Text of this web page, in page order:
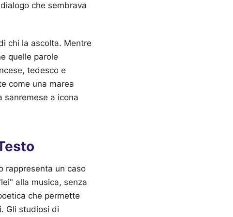
che sembrava
chi la ascolta. Mentre
quelle parole
tedesco e
come una marea
sanremese a icona
rappresenta un caso
alla musica, senza
che permette
Gli studiosi di